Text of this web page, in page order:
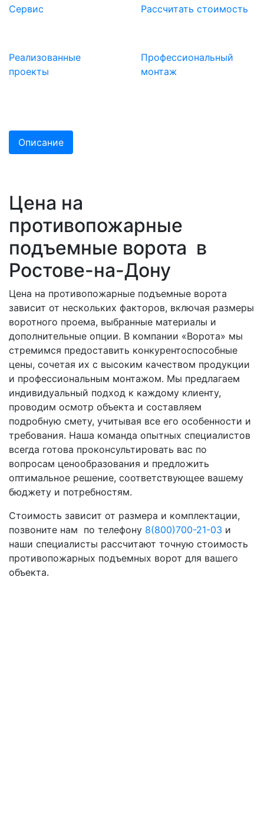
Сервис Расcчитать стоимость
Реализованные
проекты
Профессиональный
монтаж
Описание
Цена на
противопожарные
подъемные ворота в
Ростове-на-Дону
Цена на противопожарные подъемные ворота
зависит от нескольких факторов, включая размеры
воротного проема, выбранные материалы и
дополнительные опции. В компании «Ворота» мы
стремимся предоставить конкурентоспособные
цены, сочетая их с высоким качеством продукции
и профессиональным монтажом. Мы предлагаем
индивидуальный подход к каждому клиенту,
проводим осмотр объекта и составляем
подробную смету, учитывая все его особенности и
требования. Наша команда опытных специалистов
всегда готова проконсультировать вас по
вопросам ценообразования и предложить
оптимальное решение, соответствующее вашему
бюджету и потребностям.
Стоимость зависит от размера и комплектации,
позвоните нам по телефону 8(800)700-21-03 и
наши специалисты рассчитают точную стоимость
противопожарных подъемных ворот для вашего
объекта.